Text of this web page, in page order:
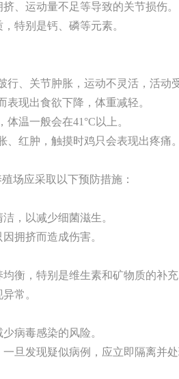
、运动量不足等导致的关节损伤。
特别是钙、磷等元素。
、关节肿胀，运动不灵活，活动
现出食欲下降，体重减轻。
温一般会在41°C以上。
红肿，触摸时鸡只会表现出疼痛。
场应采取以下预防措施：
，以减少细菌滋生。
拥挤而造成伤害。
衡，特别是维生素和矿物质的补充
常。
病毒感染的风险。
旦发现疑似病例，应立即隔离并处